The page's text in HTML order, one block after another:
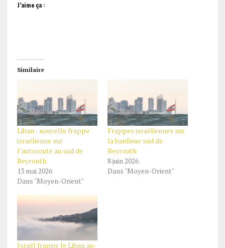
J’aime ça :
Similaire
Liban : nouvelle frappe
israélienne sur
l’autoroute au sud de
Beyrouth
13 mai 2026
Dans "Moyen-Orient"
Frappes israéliennes sur
la banlieue sud de
Beyrouth
8 juin 2026
Dans "Moyen-Orient"
Israël frappe le Liban au-